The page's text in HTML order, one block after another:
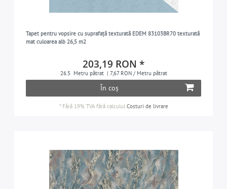
Tapet pentru vopsire cu suprafață texturată EDEM 83103BR70 texturată
mat culoarea alb 26,5 m2
203,19 RON *
26.5 Metru pătrat | 7,67 RON / Metru pătrat
În coș
* Fără 19% TVAfără calculul Costuri de livrare